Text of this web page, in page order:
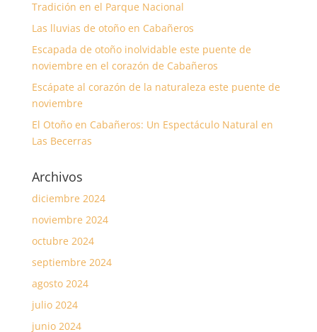
Tradición en el Parque Nacional
Las lluvias de otoño en Cabañeros
Escapada de otoño inolvidable este puente de
noviembre en el corazón de Cabañeros
Escápate al corazón de la naturaleza este puente de
noviembre
El Otoño en Cabañeros: Un Espectáculo Natural en
Las Becerras
Archivos
diciembre 2024
noviembre 2024
octubre 2024
septiembre 2024
agosto 2024
julio 2024
junio 2024